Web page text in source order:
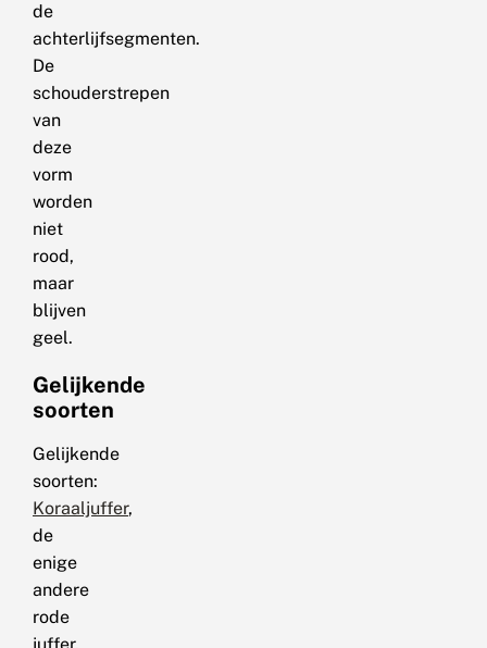
de
achterlijfsegmenten.
De
schouderstrepen
van
deze
vorm
worden
niet
rood,
maar
blijven
geel.
Gelijkende
soorten
Gelijkende
soorten:
Koraaljuffer,
de
enige
andere
rode